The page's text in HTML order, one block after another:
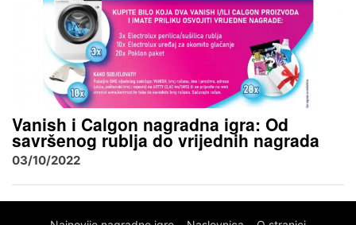
Vanish i Calgon nagradna igra: Od
savršenog rublja do vrijednih nagrada
03/10/2022